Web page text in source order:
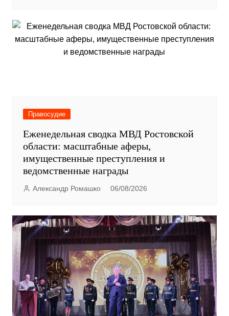
Правосудие
Еженедельная сводка МВД Ростовской
области: масштабные аферы,
имущественные преступления и
ведомственные награды
Александр Ромашко 06/08/2026